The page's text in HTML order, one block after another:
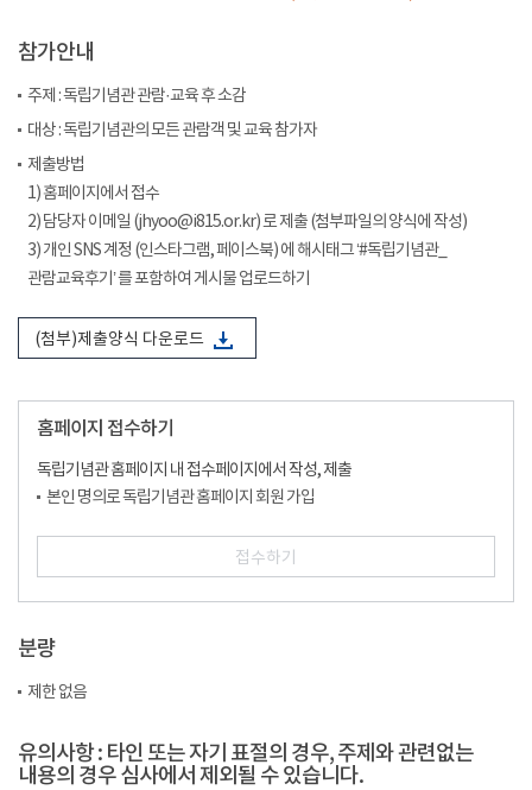
참가안내
주제 : 독립기념관 관람·교육 후 소감
대상 : 독립기념관의 모든 관람객 및 교육 참가자
제출방법
1) 홈페이지에서 접수
2) 담당자 이메일 (jhyoo@i815.or.kr) 로 제출 (첨부파일의 양식에 작성)
3) 개인 SNS 계정 (인스타그램, 페이스북) 에 해시태그 ‘#독립기념관_
관람교육후기’ 를 포함하여 게시물 업로드하기
(첨부)제출양식 다운로드
홈페이지 접수하기
독립기념관 홈페이지 내 접수페이지에서 작성, 제출
본인 명의로 독립기념관 홈페이지 회원 가입
접수하기
분량
제한 없음
유의사항 : 타인 또는 자기 표절의 경우, 주제와 관련없는
내용의 경우 심사에서 제외될 수 있습니다.